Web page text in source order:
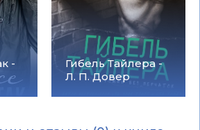
-
Гибель Тайлера -
Л. П. Довер